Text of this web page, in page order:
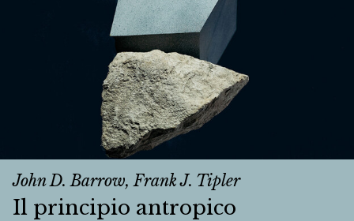
John D. Barrow, Frank J. Tipler
Il principio antropico